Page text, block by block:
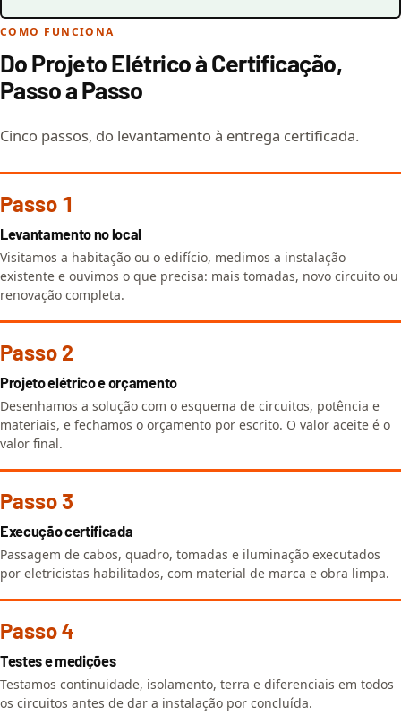
COMO FUNCIONA
Do Projeto Elétrico à Certificação,
Passo a Passo
Cinco passos, do levantamento à entrega certificada.
Passo 1
Levantamento no local
Visitamos a habitação ou o edifício, medimos a instalação
existente e ouvimos o que precisa: mais tomadas, novo circuito ou
renovação completa.
Passo 2
Projeto elétrico e orçamento
Desenhamos a solução com o esquema de circuitos, potência e
materiais, e fechamos o orçamento por escrito. O valor aceite é o
valor final.
Passo 3
Execução certificada
Passagem de cabos, quadro, tomadas e iluminação executados
por eletricistas habilitados, com material de marca e obra limpa.
Passo 4
Testes e medições
Testamos continuidade, isolamento, terra e diferenciais em todos
os circuitos antes de dar a instalação por concluída.